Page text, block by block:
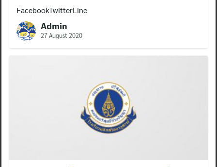
FacebookTwitterLine
Admin
27 August 2020